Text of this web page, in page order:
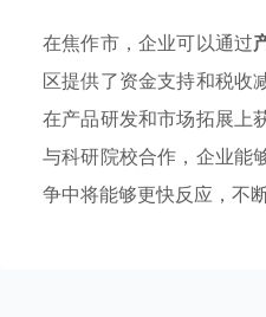
在焦作市，企业可以通过
区提供了资金支持和税收
在产品研发和市场拓展上
与科研院校合作，企业能
争中将能够更快反应，不